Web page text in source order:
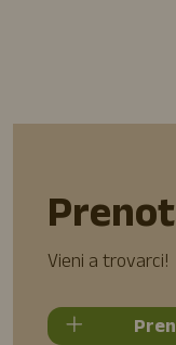
Vieni a trovarci!